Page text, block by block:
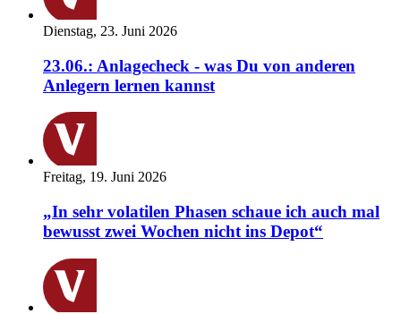
Dienstag, 23. Juni 2026
23.06.: Anlagecheck - was Du von anderen
Anlegern lernen kannst
Freitag, 19. Juni 2026
„In sehr volatilen Phasen schaue ich auch mal
bewusst zwei Wochen nicht ins Depot“